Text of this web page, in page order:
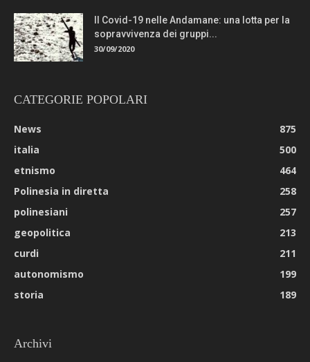
Il Covid-19 nelle Andamane: una lotta per la
sopravvivenza dei gruppi...
30/09/2020
CATEGORIE POPOLARI
News
875
italia
500
etnismo
464
Polinesia in diretta
258
polinesiani
257
geopolitica
213
curdi
211
autonomismo
199
storia
189
Archivi